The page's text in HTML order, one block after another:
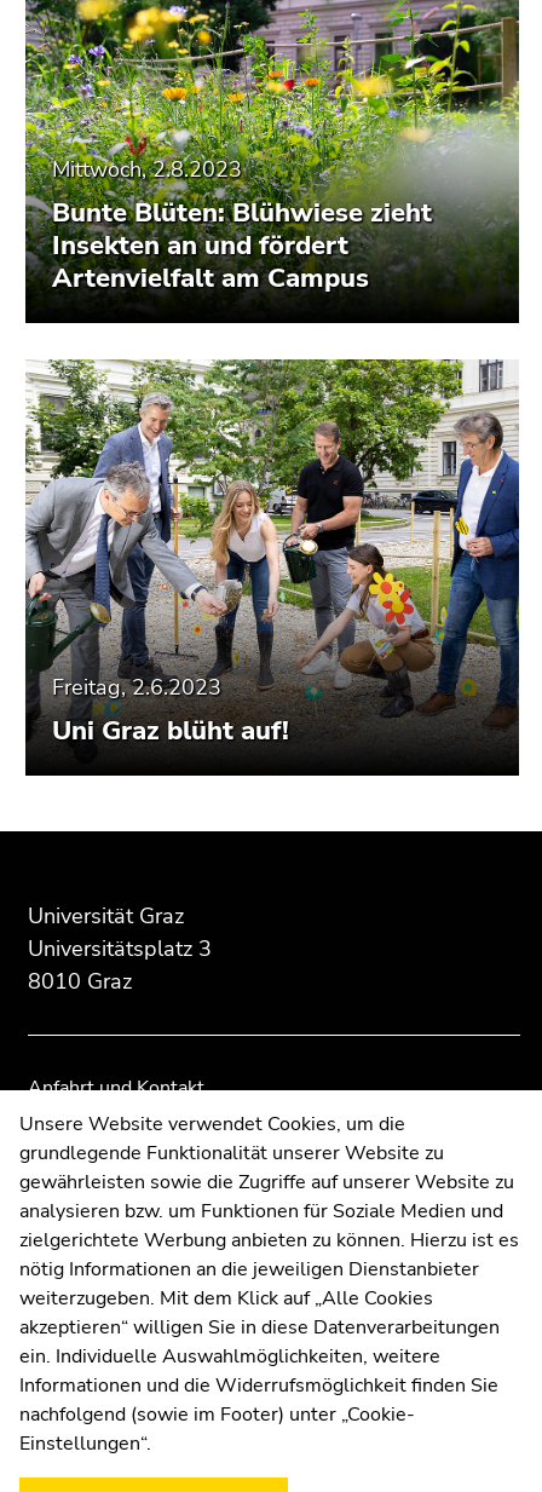
Mittwoch, 2.8.2023
Bunte Blüten: Blühwiese zieht
Insekten an und fördert
Artenvielfalt am Campus
Freitag, 2.6.2023
Uni Graz blüht auf!
Seitenbereichs:
Zusatzinformationen:
Universität Graz
Universitätsplatz 3
8010 Graz
Anfahrt und Kontakt
Kommunikation und Öffentlichkeitsarbeit
Moodle
UNIGRAZonline
Impressum
Datenschutzerklärung
Cookie-Einstellungen
Barrierefreiheitserklärung
WetterstationUni Graz
Seitenbereichs.
Übersicht
Seitenbereichs.
Übersicht
Unsere Website verwendet Cookies, um die
grundlegende Funktionalität unserer Website zu
gewährleisten sowie die Zugriffe auf unserer Website zu
analysieren bzw. um Funktionen für Soziale Medien und
zielgerichtete Werbung anbieten zu können. Hierzu ist es
nötig Informationen an die jeweiligen Dienstanbieter
weiterzugeben. Mit dem Klick auf „Alle Cookies
akzeptieren“ willigen Sie in diese Datenverarbeitungen
ein. Individuelle Auswahlmöglichkeiten, weitere
Informationen und die Widerrufsmöglichkeit finden Sie
nachfolgend (sowie im Footer) unter „Cookie-
Einstellungen“.